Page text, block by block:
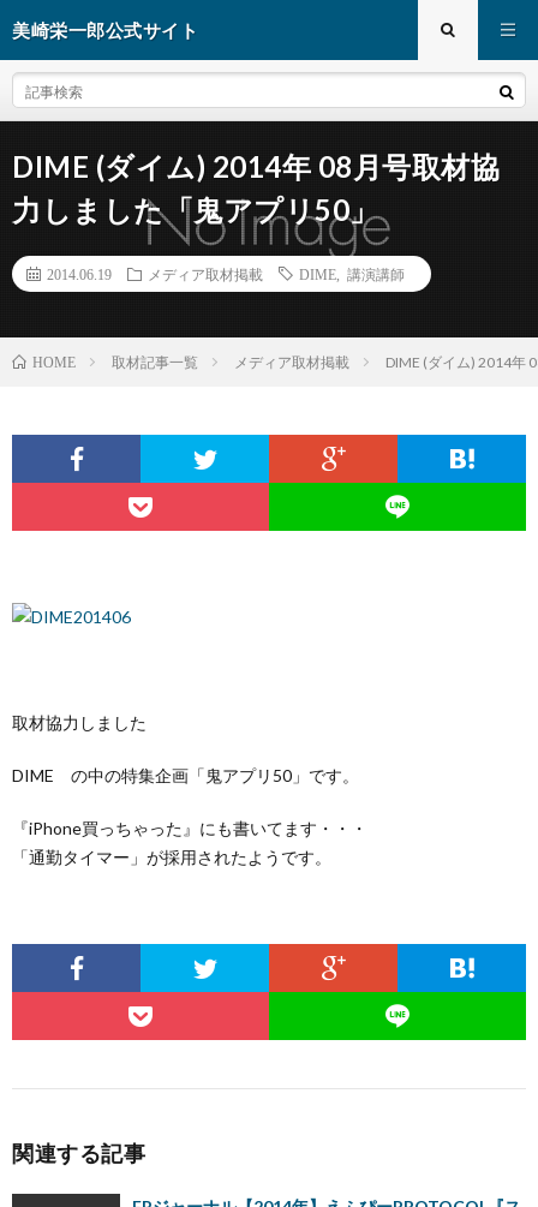
美崎栄一郎公式サイト
DIME (ダイム) 2014年 08月号取材協
力しました「鬼アプリ50」
2014.06.19 メディア取材掲載 DIME 講演講師
HOME 取材記事一覧 メディア取材掲載 DIME (ダイム)
取材協力しました
DIME の中の特集企画「鬼アプリ50」です。
『iPhone買っちゃった』にも書いてます・・・
「通勤タイマー」が採用されたようです。
関連する記事